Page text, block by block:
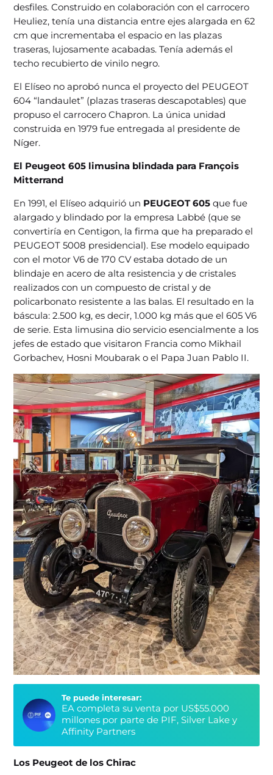
desfiles. Construido en colaboración con el carrocero
Heuliez, tenía una distancia entre ejes alargada en 62
cm que incrementaba el espacio en las plazas
traseras, lujosamente acabadas. Tenía además el
techo recubierto de vinilo negro.
El Elíseo no aprobó nunca el proyecto del PEUGEOT
604 “landaulet” (plazas traseras descapotables) que
propuso el carrocero Chapron. La única unidad
construida en 1979 fue entregada al presidente de
Níger.
El Peugeot 605 limusina blindada para François
Mitterrand
En 1991, el Elíseo adquirió un PEUGEOT 605 que fue
alargado y blindado por la empresa Labbé (que se
convertiría en Centigon, la firma que ha preparado el
PEUGEOT 5008 presidencial). Ese modelo equipado
con el motor V6 de 170 CV estaba dotado de un
blindaje en acero de alta resistencia y de cristales
realizados con un compuesto de cristal y de
policarbonato resistente a las balas. El resultado en la
báscula: 2.500 kg, es decir, 1.000 kg más que el 605 V6
de serie. Esta limusina dio servicio esencialmente a los
jefes de estado que visitaron Francia como Mikhail
Gorbachev, Hosni Moubarak o el Papa Juan Pablo II.
Te puede interesar:
EA completa su venta por US$55.000
millones por parte de PIF, Silver Lake y
Affinity Partners
Los Peugeot de los Chirac